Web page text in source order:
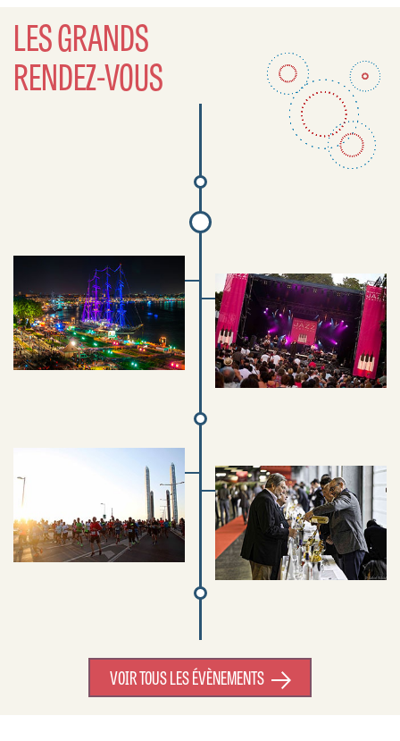
LES GRANDS
RENDEZ-VOUS
VOIR TOUS LES ÉVÈNEMENTS